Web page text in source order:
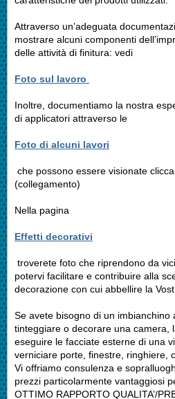
Attraverso un’adeguata
mostrare alcuni componenti
delle attività di finitura: vedi
Foto sul lavoro
Inoltre, documentiamo la nostra
di applicatori attraverso le
Foto di alcuni lavori
che possono essere visionate
(collegamento)
Nella pagina
Effetti decorativi
troverete foto che riprendono da
potervi facilitare e contribuire alla
decorazione con cui abbellire la
Se avete bisogno di un imbianchino
tinteggiare o decorare una camera,
eseguire le facciate esterne di una
verniciare porte, finestre, ringhiere,
Vi offriamo consulenza e
prezzi particolarmente vantaggiosi
OTTIMO RAPPORTO QUALITA’/